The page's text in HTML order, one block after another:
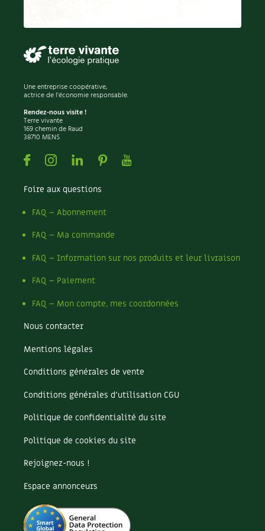
Habitat écologique
Matériaux écologiques
Énergie
Gestion de l’eau
Entretien de la maison
Décoration et petit bricolage
Santé et bien-être
Société et alternatives
Vivre l’écologie
Protéger la nature
Enfants
Actions pour la planète
Les 4 saisons
Archives
Expés
Bonnes adresses
Liste des pépiniéristes
Mieux consommer
Une entreprise coopérative,
actrice de l'économie responsable.
Rendez-nous visite !
Terre vivante
169 chemin de Raud
38710 MENS
FacebookInstagramLinkedin
PinterestYoutube
Foire aux questions
FAQ – Abonnement
FAQ – Ma commande
FAQ – Information sur nos produits et leur livraison
FAQ – Paiement
FAQ – Mon compte, mes coordonnées
Nous contacter
Mentions légales
Conditions générales de vente
Conditions générales d’utilisation CGU
Politique de confidentialité du site
Politique de cookies du site
Rejoignez-nous !
Espace annonceurs